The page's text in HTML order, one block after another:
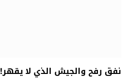
نفق رفح والجيش الذي لا يقهر!